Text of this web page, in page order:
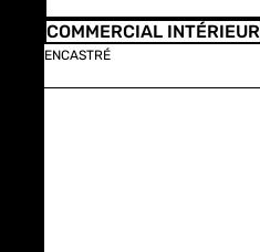
COMMERCIAL INTÉRIEUR
ENCASTRÉ